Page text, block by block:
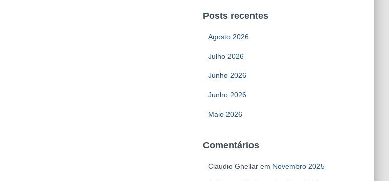
u
Posts recentes
Agosto 2026
Julho 2026
Junho 2026
Junho 2026
Maio 2026
Comentários
Claudio Ghellarem Novembro 2025